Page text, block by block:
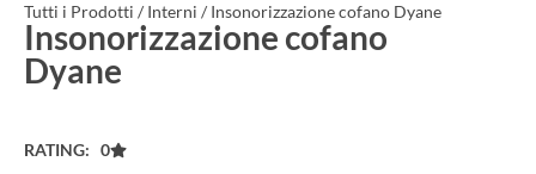
Tutti i Prodotti / Interni / Insonorizzazione cofano Dyane
Insonorizzazione cofano
Dyane
RATING: 0